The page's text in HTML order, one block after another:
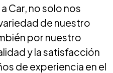
Car, no solo nos
de nuestro
por nuestro
y la satisfacción
de experiencia en el